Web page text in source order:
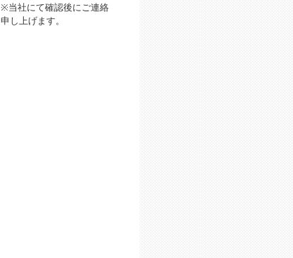
※当社にて確認後にご連絡
申し上げます。